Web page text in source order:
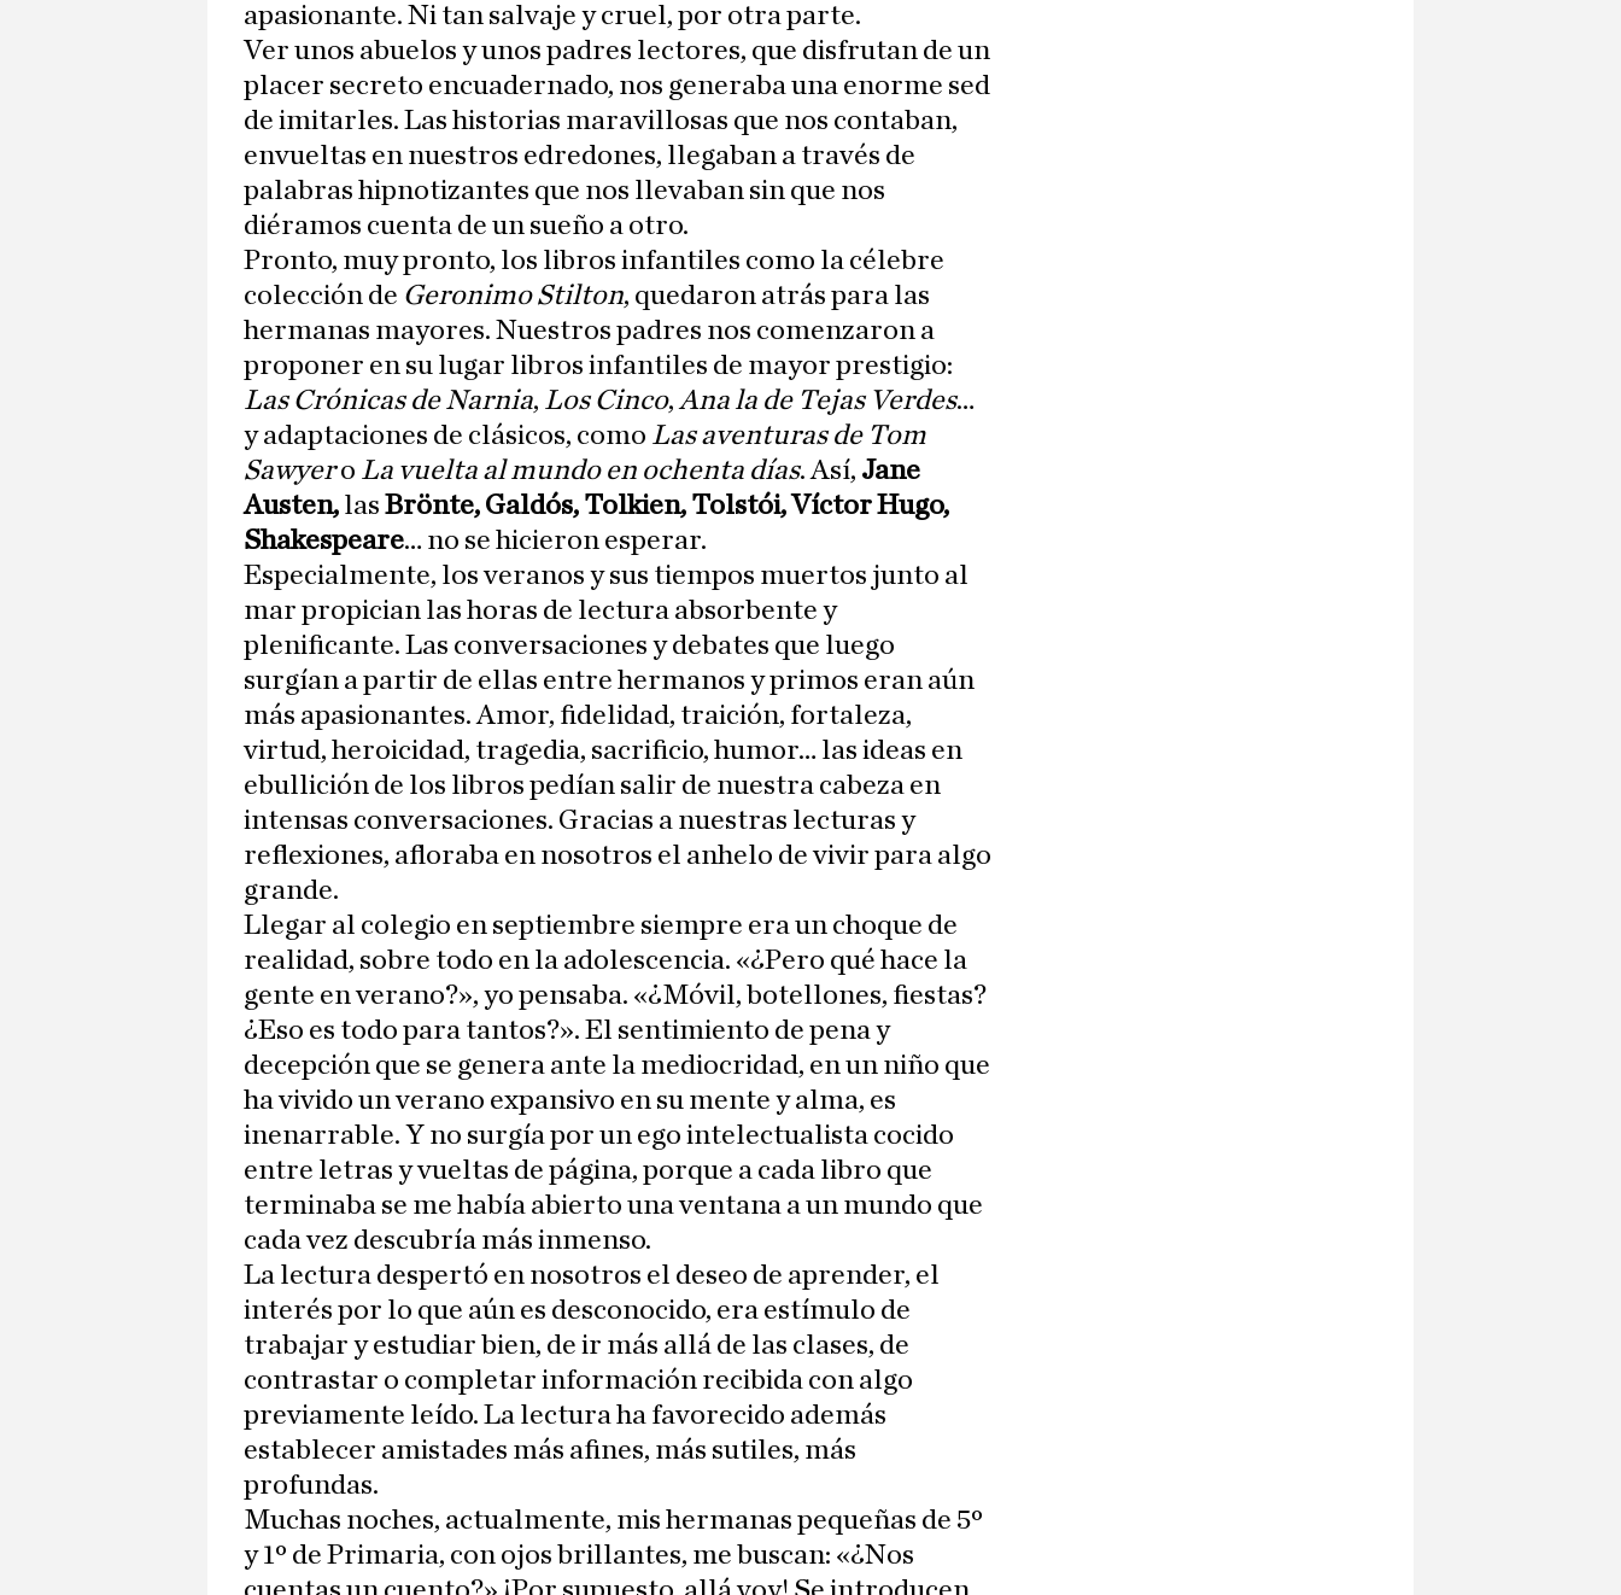
apasionante. Ni tan salvaje y cruel, por otra parte.
Ver unos abuelos y unos padres lectores, que disfrutan de un
placer secreto encuadernado, nos generaba una enorme sed
de imitarles. Las historias maravillosas que nos contaban,
envueltas en nuestros edredones, llegaban a través de
palabras hipnotizantes que nos llevaban sin que nos
diéramos cuenta de un sueño a otro.
Pronto, muy pronto, los libros infantiles como la célebre
colección de Geronimo Stilton, quedaron atrás para las
hermanas mayores. Nuestros padres nos comenzaron a
proponer en su lugar libros infantiles de mayor prestigio:
Las Crónicas de Narnia, Los Cinco,Ana la de Tejas Verdes…
y adaptaciones de clásicos, como Las aventuras de Tom
Sawyero La vuelta al mundo en ochenta días. Así, Jane
Austen, las Brönte, Galdós, Tolkien, Tolstói, Víctor Hugo,
Shakespeare… no se hicieron esperar.
Especialmente, los veranos y sus tiempos muertos junto al
mar propician las horas de lectura absorbente y
plenificante. Las conversaciones y debates que luego
surgían a partir de ellas entre hermanos y primos eran aún
más apasionantes. Amor, fidelidad, traición, fortaleza,
virtud, heroicidad, tragedia, sacrificio, humor… las ideas en
ebullición de los libros pedían salir de nuestra cabeza en
intensas conversaciones. Gracias a nuestras lecturas y
reflexiones, afloraba en nosotros el anhelo de vivir para algo
grande.
Llegar al colegio en septiembre siempre era un choque de
realidad, sobre todo en la adolescencia. «¿Pero qué hace la
gente en verano?», yo pensaba. «¿Móvil, botellones, fiestas?
¿Eso es todo para tantos?». El sentimiento de pena y
decepción que se genera ante la mediocridad, en un niño que
ha vivido un verano expansivo en su mente y alma, es
inenarrable. Y no surgía por un ego intelectualista cocido
entre letras y vueltas de página, porque a cada libro que
terminaba se me había abierto una ventana a un mundo que
cada vez descubría más inmenso.
La lectura despertó en nosotros el deseo de aprender, el
interés por lo que aún es desconocido, era estímulo de
trabajar y estudiar bien, de ir más allá de las clases, de
contrastar o completar información recibida con algo
previamente leído. La lectura ha favorecido además
establecer amistades más afines, más sutiles, más
profundas.
Muchas noches, actualmente, mis hermanas pequeñas de 5º
y 1º de Primaria, con ojos brillantes, me buscan: «¿Nos